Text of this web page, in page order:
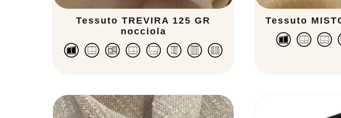
Tessuto TREVIRA 125 GR
nocciola
Tessuto